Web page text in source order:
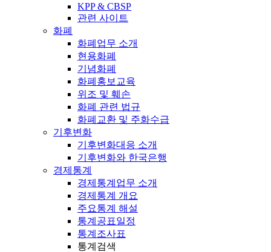
KPP & CBSP
관련 사이트
화폐
화폐업무 소개
현용화폐
기념화폐
화폐홍보교육
위조 및 훼손
화폐 관련 법규
화폐교환 및 주화수급
기후변화
기후변화대응 소개
기후변화와 한국은행
경제통계
경제통계업무 소개
경제통계 개요
주요통계 해설
통계공표일정
통계조사표
통계검색